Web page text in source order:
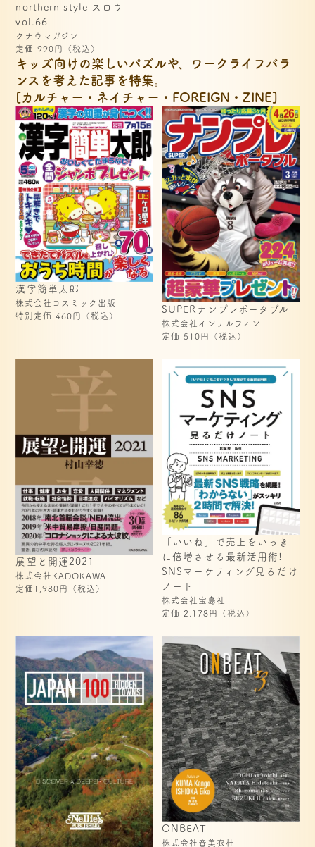
northern style スロウ
vol.66
クナウマガジン
定価 990円（税込）
キッズ向けの楽しいパズルや、ワークライフバラ
ンスを考えた記事を特集。
[カルチャー・ネイチャー・FOREIGN・ZINE]
漢字簡単太郎
株式会社コスミック出版
特別定価 460円（税込）
SUPERナンプレポータブル
株式会社インテルフィン
定価 510円（税込）
展望と開運2021
株式会社KADOKAWA
定価1,980円（税込）
「いいね」で売上をいっき
に倍増させる最新活用術!
SNSマーケティング見るだけ
ノート
株式会社宝島社
定価 2,178円（税込）
ONBEAT
株式会社音美衣杜